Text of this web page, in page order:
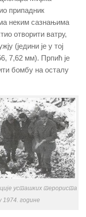
припадник
неким сазнањима
отворити ватру,
(једини је у тој
7,62 мм). Прпић је
бомбу на осталу
усташких терориста
године